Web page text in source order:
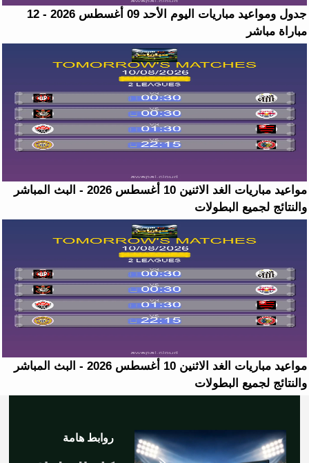
جدول ومواعيد مباريات اليوم الأحد 09 أغسطس 2026 - 12
مباراة مباشر
مواعيد مباريات الغد الاثنين 10 أغسطس 2026 - البث المباشر
والنتائج لجميع البطولات
مواعيد مباريات الغد الاثنين 10 أغسطس 2026 - البث المباشر
والنتائج لجميع البطولات
روابط هامة